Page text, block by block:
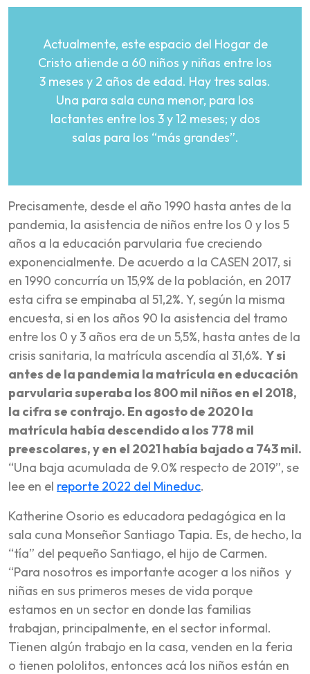
Actualmente, este espacio del Hogar de
Cristo atiende a 60 niños y niñas entre los
3 meses y 2 años de edad. Hay tres salas.
Una para sala cuna menor, para los
lactantes entre los 3 y 12 meses; y dos
salas para los “más grandes”.
Precisamente, desde el año 1990 hasta antes de la
pandemia, la asistencia de niños entre los 0 y los 5
años a la educación parvularia fue creciendo
exponencialmente. De acuerdo a la CASEN 2017, si
en 1990 concurría un 15,9% de la población, en 2017
esta cifra se empinaba al 51,2%. Y, según la misma
encuesta, si en los años 90 la asistencia del tramo
entre los 0 y 3 años era de un 5,5%, hasta antes de la
crisis sanitaria, la matrícula ascendía al 31,6%. Y si
antes de la pandemia la matrícula en educación
parvularia superaba los 800 mil niños en el 2018,
la cifra se contrajo. En agosto de 2020 la
matrícula había descendido a los 778 mil
preescolares, y en el 2021 había bajado a 743 mil.
“Una baja acumulada de 9.0% respecto de 2019”, se
lee en el reporte 2022 del Mineduc.
Katherine Osorio es educadora pedagógica en la
sala cuna Monseñor Santiago Tapia. Es, de hecho, la
“tía” del pequeño Santiago, el hijo de Carmen.
“Para nosotros es importante acoger a los niños y
niñas en sus primeros meses de vida porque
estamos en un sector en donde las familias
trabajan, principalmente, en el sector informal.
Tienen algún trabajo en la casa, venden en la feria
o tienen pololitos, entonces acá los niños están en